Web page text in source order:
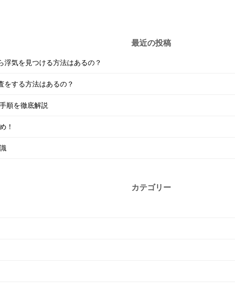
最近の投稿
気を見つける方法はあるの？
をする方法はあるの？
順を徹底解説
！
カテゴリー